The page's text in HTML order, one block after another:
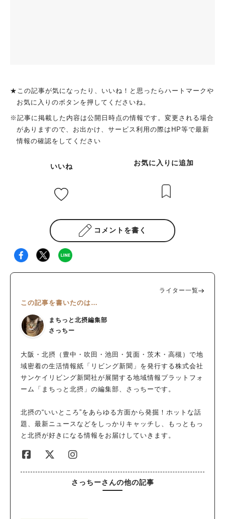
★この記事が気になったり、いいね！と思ったらハートマークや
お気に入りのボタンを押してくださいね。
※記事に掲載した内容は公開日時点の情報です。変更される場合
がありますので、お出かけ、サービス利用の際はHP等で最新
情報の確認をしてください
いいね お気に入りに追加
コメントを書く
ライター一覧
この記事を書いたのは…
まちっと北摂編集部
さっちー
大阪・北摂（豊中・吹田・池田・箕面・茨木・高槻）で地
域密着の生活情報紙「リビング新聞」を発行する株式会社
サンケイリビング新聞社が展開する地域情報プラットフォ
ーム「まちっと北摂」の編集部、さっちーです。
北摂の“いいところ”をあらゆる方面から発掘！ホットな話
題、最新ニュースなどをしっかりキャッチし、もっともっ
と北摂が好きになる情報をお届けしていきます。
さっちーさんの他の記事